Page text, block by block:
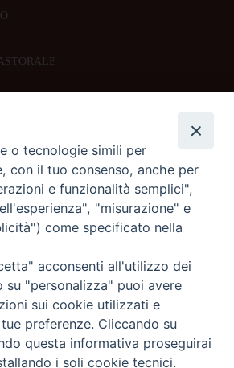
PASTORALI
ORE
o tecnologie simili per
con il tuo consenso, anche per
e funzionalità semplici",
"misurazione" e
come specificato nella
acconsenti all'utilizzo dei
su "personalizza" puoi avere
sui cookie utilizzati e
preferenze. Cliccando su
questa informativa proseguirai
i soli cookie tecnici.